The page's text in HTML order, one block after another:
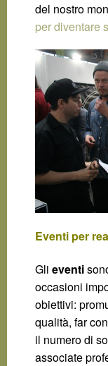
del nostro
per diventare
Eventi per
Gli eventi
occasioni
obiettivi:
qualità, far
il numero di
associate